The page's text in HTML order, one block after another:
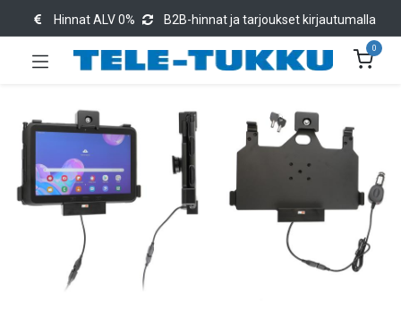
Hinnat ALV 0% B2B-hinnat ja tarjoukset kirjautumalla
0